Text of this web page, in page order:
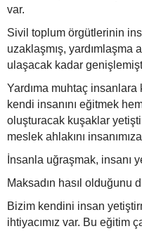
var.
Sivil toplum örgütlerinin
uzaklaşmış, yardımlaşma
ulaşacak kadar
Yardıma muhtaç insanlara
kendi insanını eğitmek
oluşturacak kuşaklar
meslek ahlakını
İnsanla uğraşmak, insanı
Maksadın hasıl olduğunu
Bizim kendini insan
ihtiyacımız var. Bu eğitim